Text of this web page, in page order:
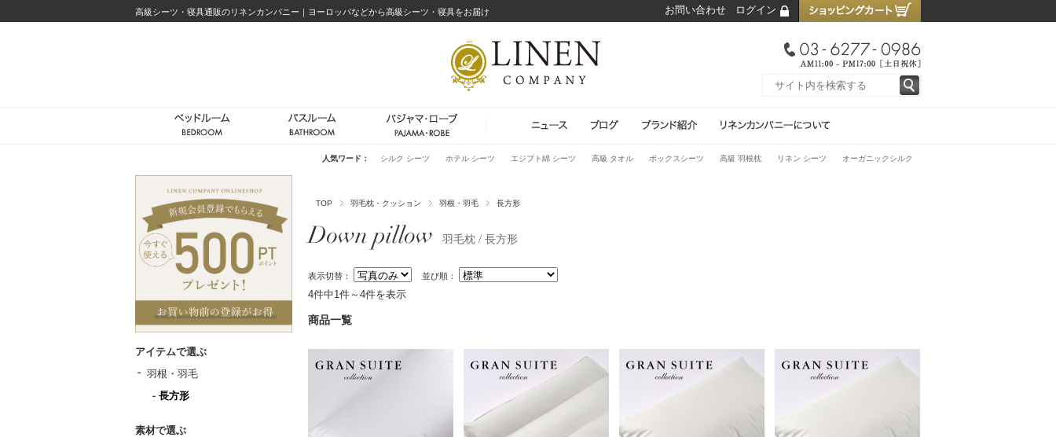
高級シーツ・寝具通販のリネンカンパニー｜ヨーロッパなどから高級シーツ・寝具をお届け お問い合わせ ログイン
人気ワード： シルク シーツ ホテル シーツ エジプト綿 シーツ 高級 タオル ボックスシーツ 高級 羽根枕 リネン シーツ オーガニックシルク
TOP 羽毛枕・クッション 羽根・羽毛 長方形
Down pillow 羽毛枕 / 長方形
表示切替： 並び順：
4件中1件～4件を表示
商品一覧
アイテムで選ぶ
羽根・羽毛
長方形
素材で選ぶ